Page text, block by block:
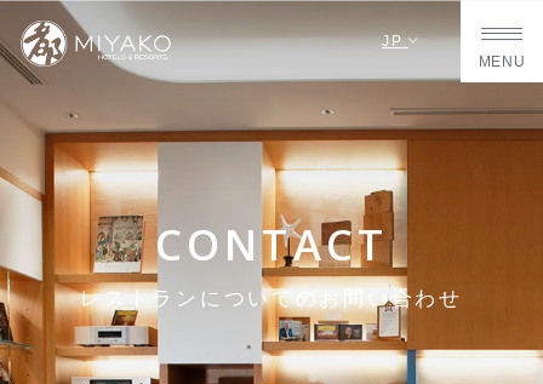
JP
MENU
CONTACT
レストランについてのお問い合わせ